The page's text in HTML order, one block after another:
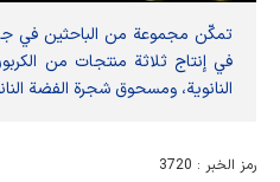
تمكّن مجموعة من الباحثين في
في إنتاج ثلاثة منتجات من
النانوية، ومسحوق شجرة الفضة
رمز الخبر : 3720